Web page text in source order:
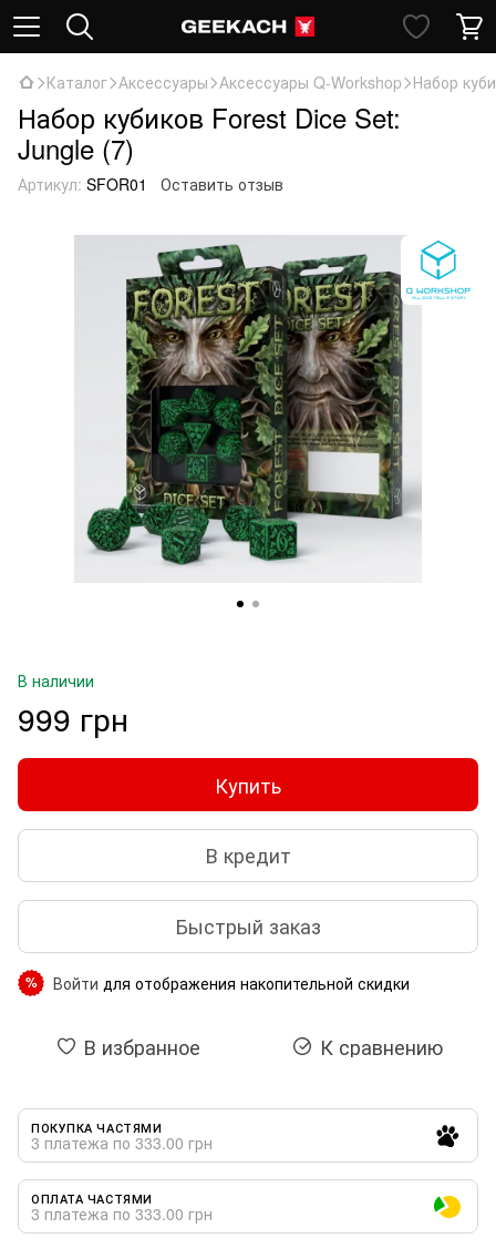
Каталог Аксессуары Аксессуары Q-Workshop Набор
Набор кубиков Forest Dice Set:
Jungle (7)
Артикул: SFOR01 Оставить отзыв
В наличии
999 грн
Купить
В кредит
Быстрый заказ
% Войти для отображения накопительной скидки
В избранное К сравнению
ПОКУПКА ЧАСТЯМИ
3 платежа по 333.00 грн
ОПЛАТА ЧАСТЯМИ
3 платежа по 333.00 грн